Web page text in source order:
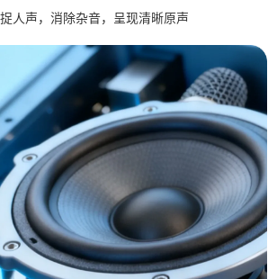
人声，消除杂音，呈现清晰原声